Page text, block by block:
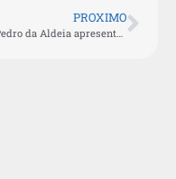
PROXIMO
São Pedro da Aldeia apresenta concerto gratuito de MPB nesta quarta-feira (07)